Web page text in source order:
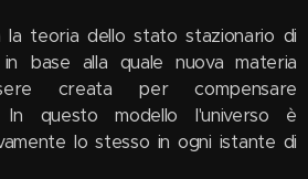
la teoria dello stato stazionario di
base alla quale nuova materia
creata per compensare
In questo modello l'universo è
lo stesso in ogni istante di